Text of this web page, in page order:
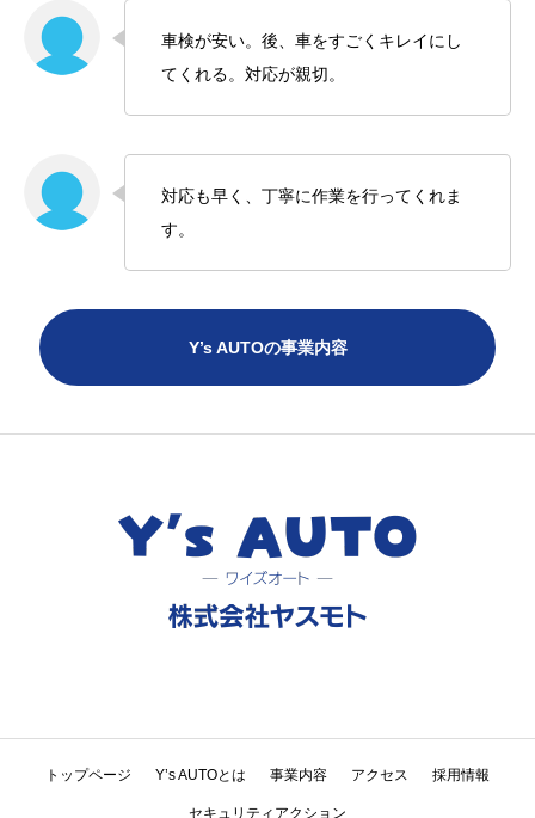
車検が安い。後、車をすごくキレイにし
てくれる。対応が親切。
対応も早く、丁寧に作業を行ってくれま
す。
Y’s AUTOの事業内容
トップページ Y’s AUTOとは 事業内容 アクセス 採用情報
セキュリティアクション